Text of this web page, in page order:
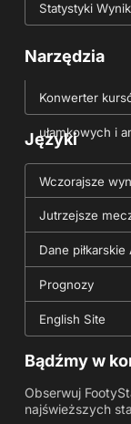
Statystyki
Narzędzia
Konwerter
ułamkowych i
Języki
Wczorajsze
Jutrzejsze
Dane piłkarskie
Prognozy
English Site
Bądźmy w
Obserwuj
najświeższych